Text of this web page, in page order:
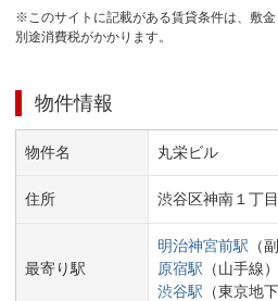
※このサイトに記載がある賃貸条件は、敷金
別途消費税がかかります。
物件情報
物件名 丸栄ビル
住所 渋谷区神南１丁目
最寄り駅
明治神宮前駅 （
原宿駅 （山手線）
渋谷駅 （東京地